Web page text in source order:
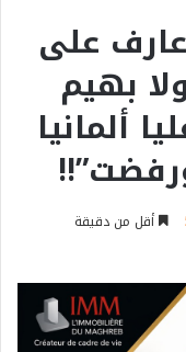
على
بهيم
ألمانيا
أقل من دقيقة